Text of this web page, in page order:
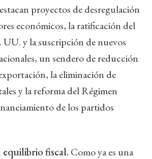
proyectos de desregulación
económicos, la ratificación del
UU. y la suscripción de nuevos
un sendero de reducción
la eliminación de
y la reforma del Régimen
de los partidos
fiscal. Como ya es una